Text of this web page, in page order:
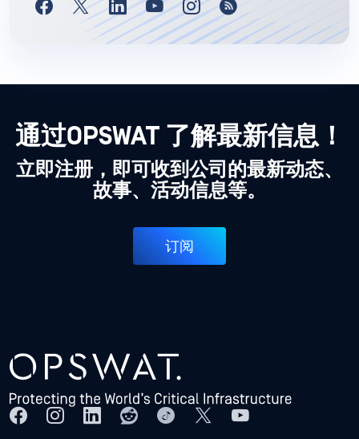
通过OPSWAT 了解最新信息！
立即注册，即可收到公司的最新动态、
故事、活动信息等。
订阅